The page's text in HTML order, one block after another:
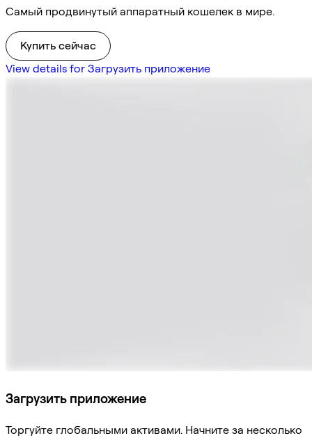
Самый продвинутый аппаратный кошелек в мире.
Купить сейчас
View details for Загрузить приложение
Загрузить приложение
Торгуйте глобальными активами. Начните за несколько